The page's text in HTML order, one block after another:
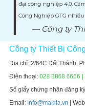
đại công nghiệp 4.0.
Công Nghiệp GTG
Công ty
Công ty Thiết Bị
Địa chỉ: 2/64C Đất Thánh,
Điện thoại:028 3868 6666 |
Số giấy chứng nhận đăng
Email:info@makita.vn |